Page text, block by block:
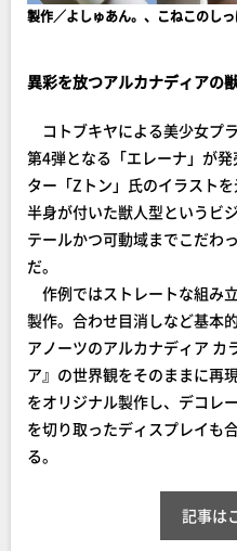
製作／よしゅあん。、こねこのしっ
異彩を放つアルカナディアの
コトブキヤによる美少女プ
第4弾となる「エレーナ」が
ター「Zトン」氏のイラスト
半身が付いた獣人型というビ
テールかつ可動域までこだわ
だ。
作例ではストレートな組み
製作。合わせ目消しなど基本
アノーツのアルカナディア カ
ア』の世界観をそのままに再
をオリジナル製作し、デコレ
を切り取ったディスプレイも
る。
記事は